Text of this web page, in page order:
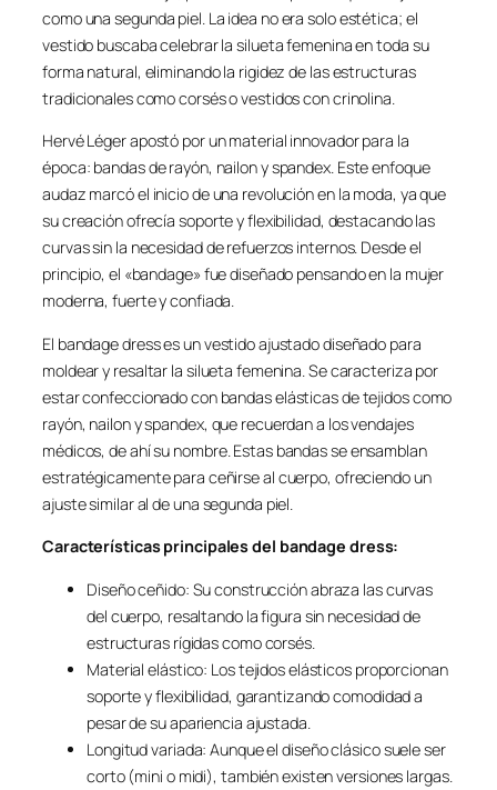
como una segunda piel. La idea no era solo estética; el
vestido buscaba celebrar la silueta femenina en toda su
forma natural, eliminando la rigidez de las estructuras
tradicionales como corsés o vestidos con crinolina.
Hervé Léger apostó por un material innovador para la
época: bandas de rayón, nailon y spandex. Este enfoque
audaz marcó el inicio de una revolución en la moda, ya que
su creación ofrecía soporte y flexibilidad, destacando las
curvas sin la necesidad de refuerzos internos. Desde el
principio, el «bandage» fue diseñado pensando en la mujer
moderna, fuerte y confiada.
El bandage dress es un vestido ajustado diseñado para
moldear y resaltar la silueta femenina. Se caracteriza por
estar confeccionado con bandas elásticas de tejidos como
rayón, nailon y spandex, que recuerdan a los vendajes
médicos, de ahí su nombre. Estas bandas se ensamblan
estratégicamente para ceñirse al cuerpo, ofreciendo un
ajuste similar al de una segunda piel.
Características principales del bandage dress:
Diseño ceñido: Su construcción abraza las curvas
del cuerpo, resaltando la figura sin necesidad de
estructuras rígidas como corsés.
Material elástico: Los tejidos elásticos proporcionan
soporte y flexibilidad, garantizando comodidad a
pesar de su apariencia ajustada.
Longitud variada: Aunque el diseño clásico suele ser
corto (mini o midi), también existen versiones largas.